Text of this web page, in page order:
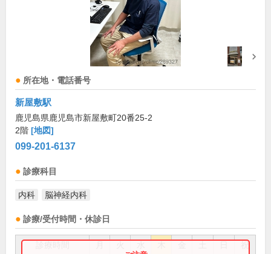
所在地・電話番号
新屋敷駅
鹿児島県鹿児島市新屋敷町20番25-2
2階 [地図]
099-201-6137
診療科目
内科 脳神経内科
診療/受付時間・休診日
祝